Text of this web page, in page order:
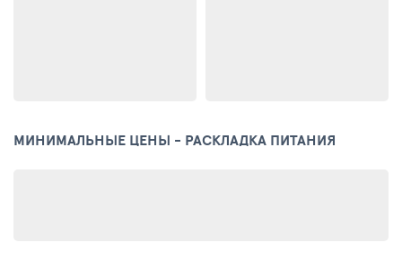
МИНИМАЛЬНЫЕ ЦЕНЫ - РАСКЛАДКА ПИТАНИЯ